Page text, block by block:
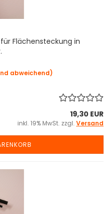
Flächensteckung in
abweichend)
19,30 EUR
inkl. 19% MwSt. zzgl. Versand